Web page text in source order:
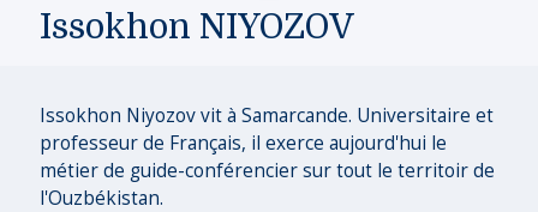
Issokhon NIYOZOV
Issokhon Niyozov vit à Samarcande. Universitaire et
professeur de Français, il exerce aujourd'hui le
métier de guide-conférencier sur tout le territoir de
l'Ouzbékistan.